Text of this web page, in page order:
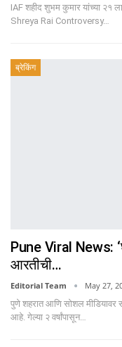
IAF शहीद शुभम कुमार यांच्या २१
Shreya Rai Controversy…
ब्रेकिंग
Pune Viral News:
आरतीची…
Editorial Team May 27,
पुणे शहरात आणि सोशल मीडियावर
आहे. गेल्या २ वर्षांपासून…